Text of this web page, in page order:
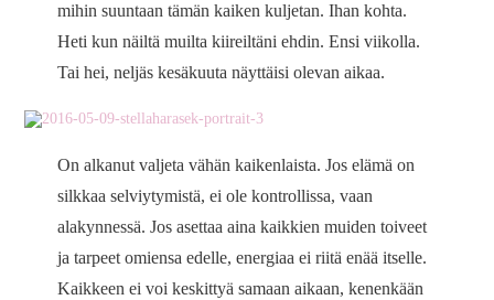
mihin suuntaan tämän kaiken kuljetan. Ihan kohta.
Heti kun näiltä muilta kiireiltäni ehdin. Ensi viikolla.
Tai hei, neljäs kesäkuuta näyttäisi olevan aikaa.
On alkanut valjeta vähän kaikenlaista. Jos elämä on
silkkaa selviytymistä, ei ole kontrollissa, vaan
alakynnessä. Jos asettaa aina kaikkien muiden toiveet
ja tarpeet omiensa edelle, energiaa ei riitä enää itselle.
Kaikkeen ei voi keskittyä samaan aikaan, kenenkään